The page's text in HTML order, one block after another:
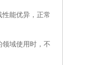
能优异，正常
域使用时，不